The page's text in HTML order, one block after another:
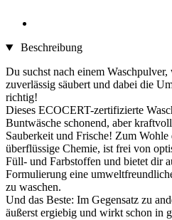
Beschreibung
Du suchst nach einem
zuverlässig säubert und dabei die
richtig!
Dieses ECOCERT-zertifizierte
Buntwäsche schonend, aber
Sauberkeit und Frische! Zum
überflüssige Chemie, ist frei von
Füll- und Farbstoffen und bietet dir
Formulierung eine
zu waschen.
Und das Beste: Im Gegensatz zu
äußerst ergiebig und wirkt schon in